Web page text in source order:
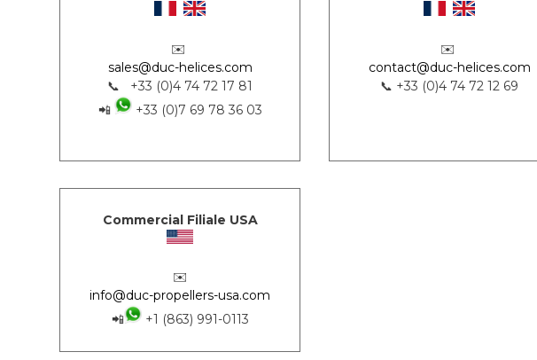
✉️
sales@duc-helices.com
📞 +33 (0)4 74 72 17 81
📲
+33 (0)7 69 78 36 03
✉️
contact@duc-helices.com
📞 +33 (0)4 74 72 12 69
Commercial Filiale USA
✉️
info@duc-propellers-usa.com
📲
+1 (863) 991-0113